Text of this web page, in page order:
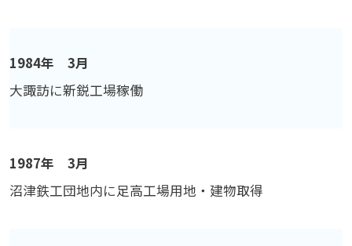
1984年 3月
大諏訪に新鋭工場稼働
1987年 3月
沼津鉄工団地内に足高工場用地・建物取得